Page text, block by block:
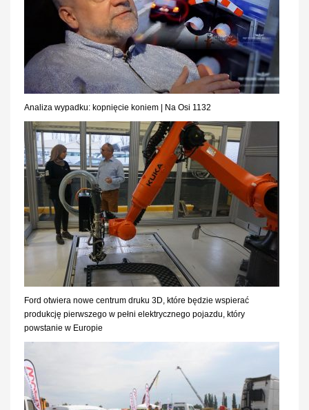
Analiza wypadku: kopnięcie koniem | Na Osi 1132
Ford otwiera nowe centrum druku 3D, które będzie wspierać
produkcję pierwszego w pełni elektrycznego pojazdu, który
powstanie w Europie